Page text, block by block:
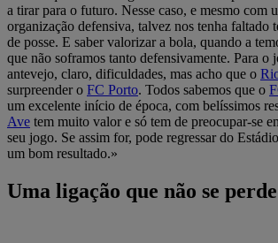
a tirar para o futuro. Nesse caso, e mesmo com
organização defensiva, talvez nos tenha faltado
de posse. E saber valorizar a bola, quando a
que não soframos tanto defensivamente. Para o
antevejo, claro, dificuldades, mas acho que o
surpreender o FC Porto. Todos sabemos que o
um excelente início de época, com belíssimos
Ave tem muito valor e só tem de preocupar-se
seu jogo. Se assim for, pode regressar do
um bom resultado.»
Uma ligação que não se perde